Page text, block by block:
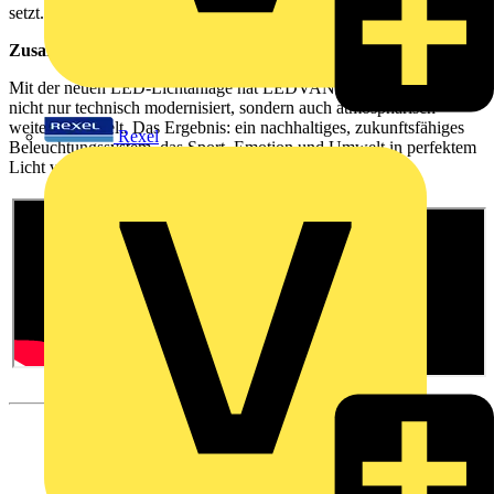
Rexel
setzt.
Zusammenfassung
Mit der neuen LED-Lichtanlage hat LEDVANCE das Weserstadion
nicht nur technisch modernisiert, sondern auch atmosphärisch
weiterentwickelt. Das Ergebnis: ein nachhaltiges, zukunftsfähiges
Beleuchtungssystem, das Sport, Emotion und Umwelt in perfektem
Licht vereint.